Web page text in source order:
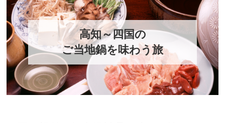
高知～四国の
ご当地鍋を味わう旅